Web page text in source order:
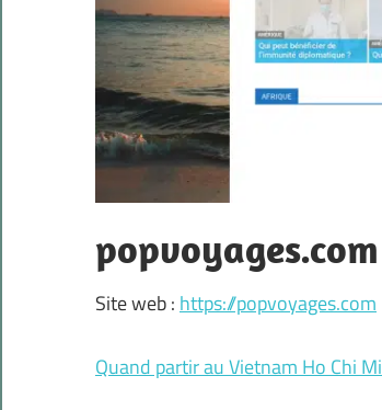
popvoyages.com
Site web : https://popvoyages.com
Quand partir au Vietnam Ho Chi